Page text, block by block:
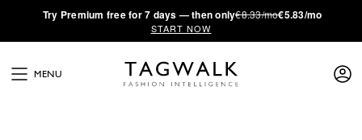
·Try Premium free for 7 days — then only€8.33/mo€5.83/mo
START NOW
MENU